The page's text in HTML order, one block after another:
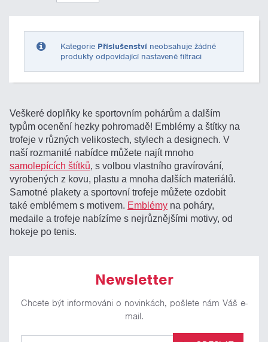
Kategorie Příslušenství neobsahuje žádné
produkty odpovídající nastavené filtraci
Veškeré doplňky ke sportovním pohárům a dalším
typům ocenění hezky pohromadě! Emblémy a štítky na
trofeje v různých velikostech, stylech a designech. V
naší rozmanité nabídce můžete najít mnoho
samolepících štítků, s volbou vlastního gravírování,
vyrobených z kovu, plastu a mnoha dalších materiálů.
Samotné plakety a sportovní trofeje můžete ozdobit
také emblémem s motivem. Emblémy na poháry,
medaile a trofeje nabízíme s nejrůznějšími motivy, od
hokeje po tenis.
Newsletter
Chcete být informováni o novinkách, pošlete nám Váš e-
mail.
Pro